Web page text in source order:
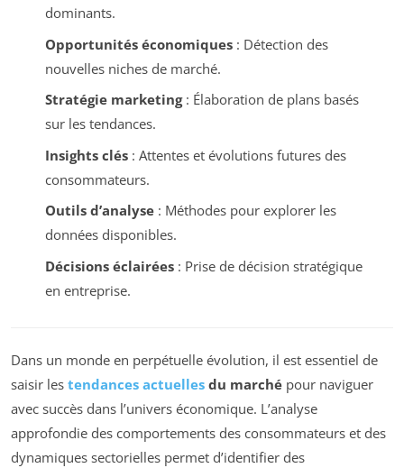
dominants.
Opportunités économiques: Détection des
nouvelles niches de marché.
Stratégie marketing: Élaboration de plans basés
sur les tendances.
Insights clés: Attentes et évolutions futures des
consommateurs.
Outils d’analyse: Méthodes pour explorer les
données disponibles.
Décisions éclairées: Prise de décision stratégique
en entreprise.
Dans un monde en perpétuelle évolution, il est essentiel de
saisir les tendances actuelles du marché pour naviguer
avec succès dans l’univers économique. L’analyse
approfondie des comportements des consommateurs et des
dynamiques sectorielles permet d’identifier des